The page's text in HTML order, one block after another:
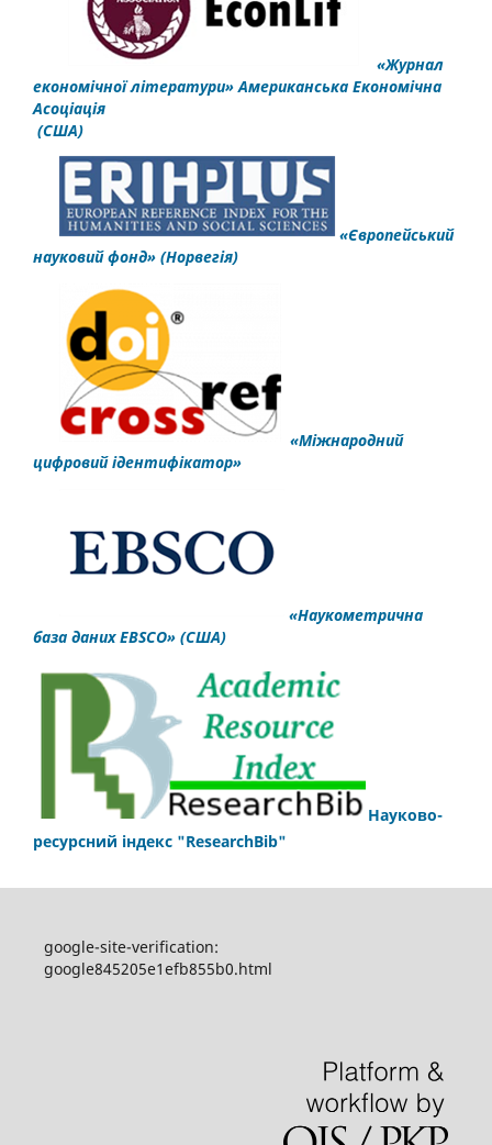
«Журнал
економічної літератури» Американська Економічна
Асоціація
(США)
«Європейський
науковий фонд» (Норвегія)
«Міжнародний
цифровий ідентифікатор»
«Наукометрична
база даних EBSCO» (США)
Науково-
ресурсний індекс "ResearchBib"
google-site-verification:
google845205e1efb855b0.html